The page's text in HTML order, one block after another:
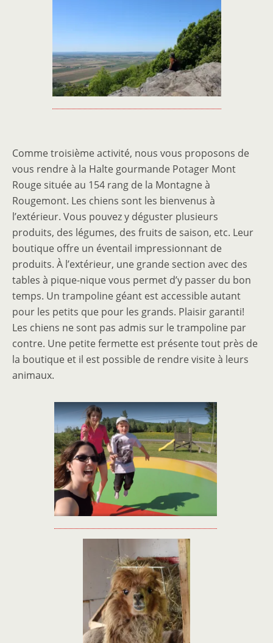
Comme troisième activité, nous vous proposons de
vous rendre à la Halte gourmande Potager Mont
Rouge située au 154 rang de la Montagne à
Rougemont. Les chiens sont les bienvenus à
l’extérieur. Vous pouvez y déguster plusieurs
produits, des légumes, des fruits de saison, etc. Leur
boutique offre un éventail impressionnant de
produits. À l’extérieur, une grande section avec des
tables à pique-nique vous permet d’y passer du bon
temps. Un trampoline géant est accessible autant
pour les petits que pour les grands. Plaisir garanti!
Les chiens ne sont pas admis sur le trampoline par
contre. Une petite fermette est présente tout près de
la boutique et il est possible de rendre visite à leurs
animaux.